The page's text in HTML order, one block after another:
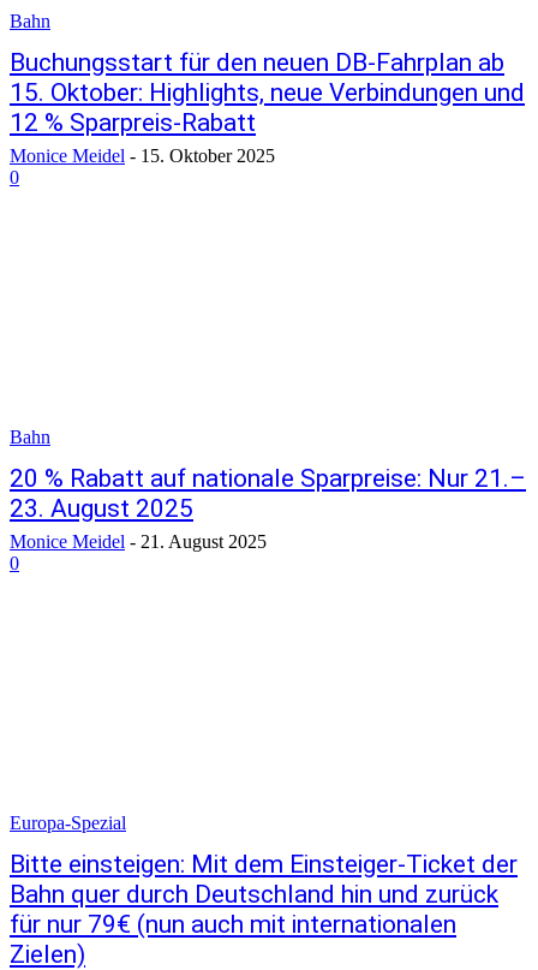
Bahn
Buchungsstart für den neuen DB-Fahrplan ab
15. Oktober: Highlights, neue Verbindungen und
12 % Sparpreis-Rabatt
Monice Meidel - 15. Oktober 2025
0
Bahn
20 % Rabatt auf nationale Sparpreise: Nur 21.–
23. August 2025
Monice Meidel - 21. August 2025
0
Europa-Spezial
Bitte einsteigen: Mit dem Einsteiger-Ticket der
Bahn quer durch Deutschland hin und zurück
für nur 79€ (nun auch mit internationalen
Zielen)